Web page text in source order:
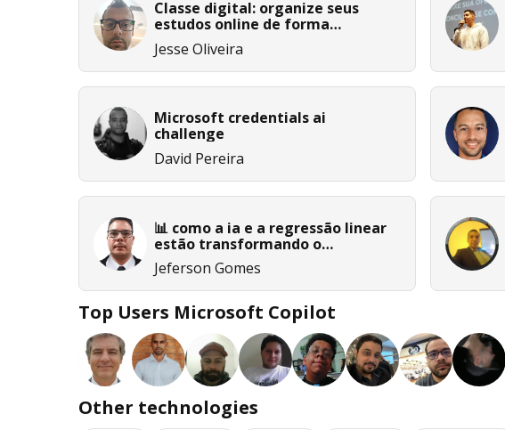
Classe digital: organize seus
estudos online de forma
inteligente
Jesse Oliveira
Microsoft credentials ai
challenge
David Pereira
📊 como a ia e a regressão linear
estão transformando o
planejamento industrial
Jeferson Gomes
Top Users Microsoft Copilot
Other technologies